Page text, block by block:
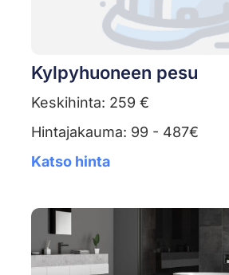
Kylpyhuoneen pesu
Keskihinta: 259 €
Hintajakauma: 99 - 487€
Katso hinta